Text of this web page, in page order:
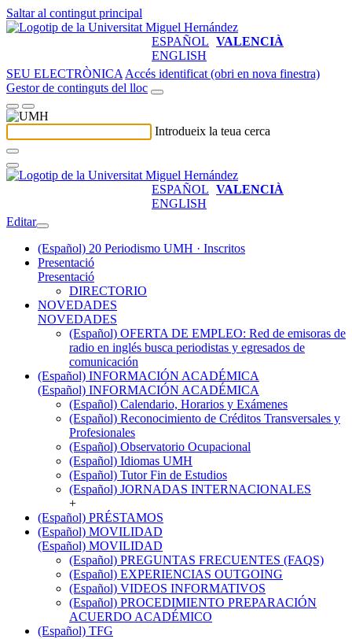
Saltar al contingut principal
ESPAÑOL VALENCIÀ
ENGLISH
SEU ELECTRÒNICA Accés identificat (obri en nova finestra)
Gestor de continguts del lloc
Introdueix la teua cerca
ESPAÑOL VALENCIÀ
ENGLISH
Editar
(Español) 20 Periodismo UMH · Inscritos
Presentació
Presentació
DIRECTORIO
NOVEDADES
NOVEDADES
(Español) OFERTA DE EMPLEO: Red de emisoras de
radio en inglés busca periodistas y egresados de
comunicación
(Español) INFORMACIÓN ACADÉMICA
(Español) INFORMACIÓN ACADÉMICA
(Español) Calendario, Horarios y Exámenes
(Español) Reconocimiento de Créditos Transversales y
Profesionales
(Español) Observatorio Ocupacional
(Español) Idiomas UMH
(Español) Tutor Fin de Estudios
(Español) JORNADAS INTERNACIONALES
+
(Español) PRÉSTAMOS
(Español) MOVILIDAD
(Español) MOVILIDAD
(Español) PREGUNTAS FRECUENTES (FAQS)
(Español) EXPERIENCIAS OUTGOING
(Español) VIDEOS INFORMATIVOS
(Español) PROCEDIMIENTO PREPARACIÓN
ACUERDO ACADÉMICO
(Español) TFG